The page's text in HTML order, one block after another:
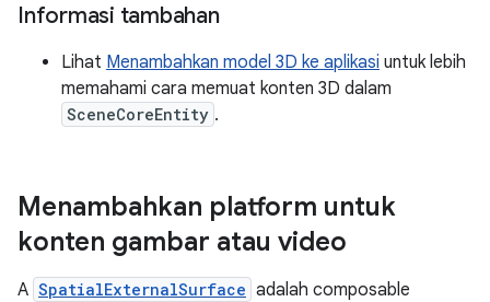
Informasi tambahan
Lihat Menambahkan model 3D ke aplikasi untuk lebih
memahami cara memuat konten 3D dalam
SceneCoreEntity .
Menambahkan platform untuk
konten gambar atau video
A SpatialExternalSurface adalah composable